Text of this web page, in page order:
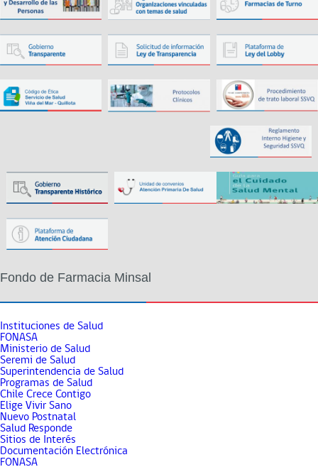
Fondo de Farmacia Minsal
Instituciones de Salud
FONASA
Ministerio de Salud
Seremi de Salud
Superintendencia de Salud
Programas de Salud
Chile Crece Contigo
Elige Vivir Sano
Nuevo Postnatal
Salud Responde
Sitios de Interés
Documentación Electrónica
FONASA